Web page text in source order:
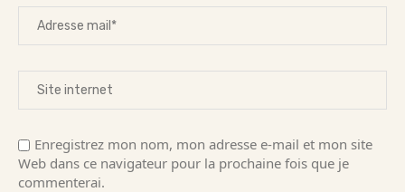
Enregistrez mon nom, mon adresse e-mail et mon site
Web dans ce navigateur pour la prochaine fois que je
commenterai.